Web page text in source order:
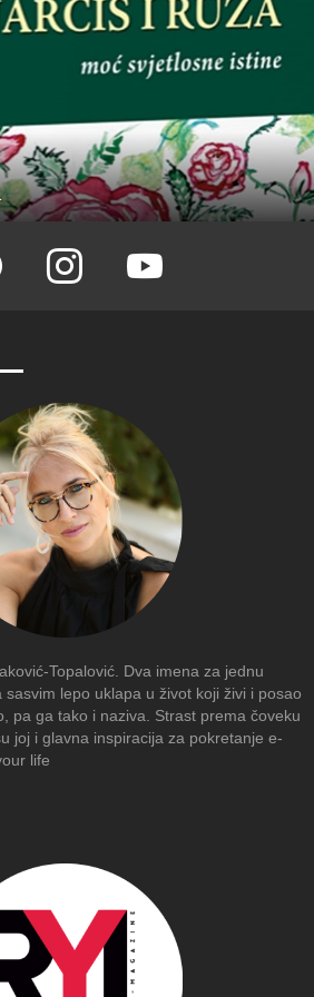
instagram youtube
Topalović. Dva imena za jednu
lepo uklapa u život koji živi i posao
pa ga tako i naziva. Strast prema čoveku
joj i glavna inspiracija za pokretanje e-
life